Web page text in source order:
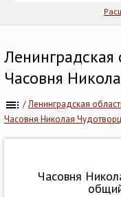
Ленинградская
Часовня
/Ленинградская
Часовня Николая
Часовня